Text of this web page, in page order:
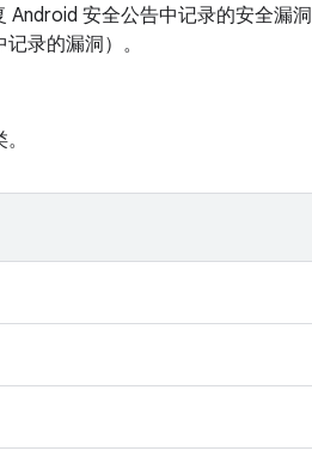
安全公告中记录的安全漏
录的漏洞）。